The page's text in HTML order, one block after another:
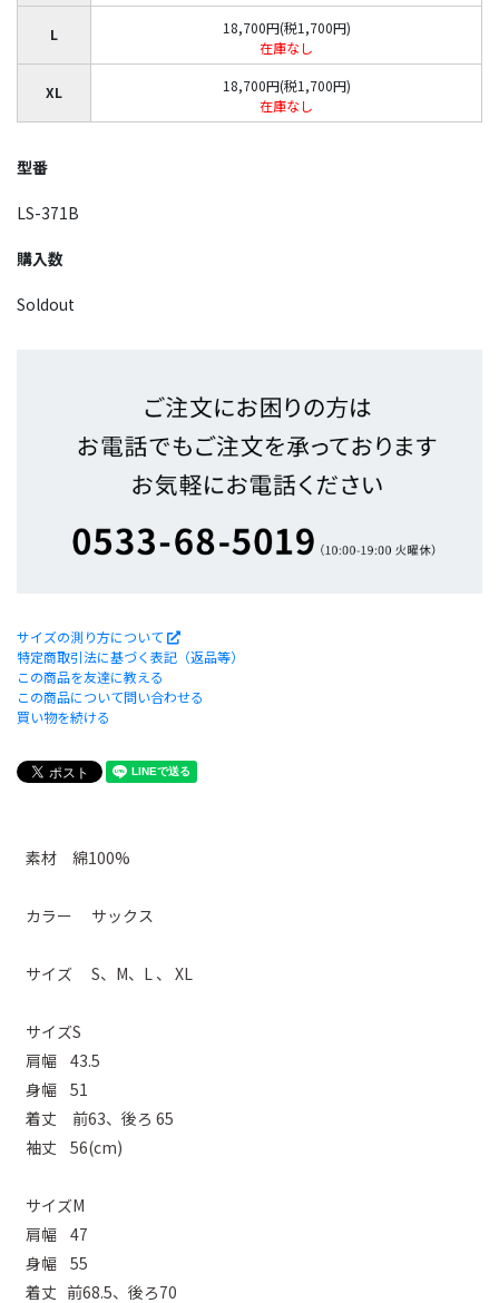
L
18,700円(税1,700円)
在庫なし
XL
18,700円(税1,700円)
在庫なし
型番
LS-371B
購入数
Soldout
サイズの測り方について
特定商取引法に基づく表記（返品等）
この商品を友達に教える
この商品について問い合わせる
買い物を続ける
素材 綿100%
カラー サックス
サイズ S、M、L 、 XL
サイズS
肩幅 43.5
身幅 51
着丈 前63、後ろ 65
袖丈 56(cm)
サイズM
肩幅 47
身幅 55
着丈 前68.5、後ろ70